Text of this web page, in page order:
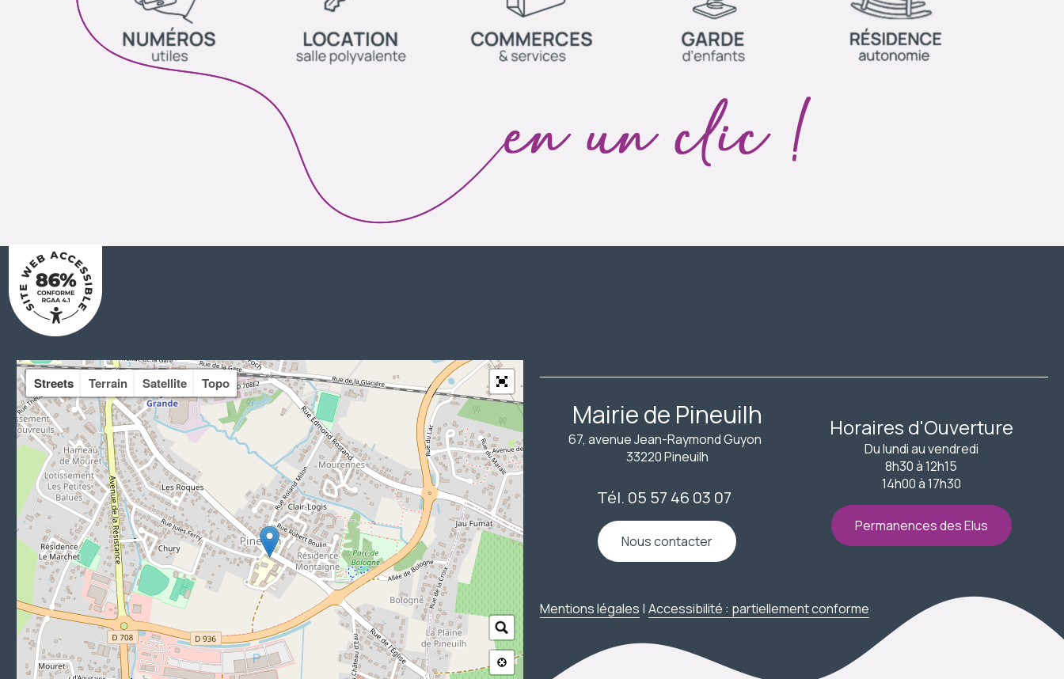
Streets Terrain Satellite Topo
Mairie de Pineuilh
67, avenue Jean-Raymond Guyon
33220 Pineuilh
Tél. 05 57 46 03 07
Nous contacter
Horaires d'Ouverture
Du lundi au vendredi
8h30 à 12h15
14h00 à 17h30
Permanences des Elus
Mentions légales Accessibilité : partiellement conforme